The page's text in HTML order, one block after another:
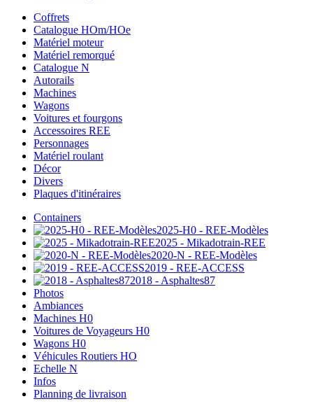
Coffrets
Catalogue HOm/HOe
Matériel moteur
Matériel remorqué
Catalogue N
Autorails
Machines
Wagons
Voitures et fourgons
Accessoires REE
Personnages
Matériel roulant
Décor
Divers
Plaques d'itinéraires
Containers
2025-H0 - REE-Modèles
2025 - Mikadotrain-REE
2020-N - REE-Modèles
2019 - REE-ACCESS
2018 - Asphaltes87
Photos
Ambiances
Machines H0
Voitures de Voyageurs H0
Wagons H0
Véhicules Routiers HO
Echelle N
Infos
Planning de livraison